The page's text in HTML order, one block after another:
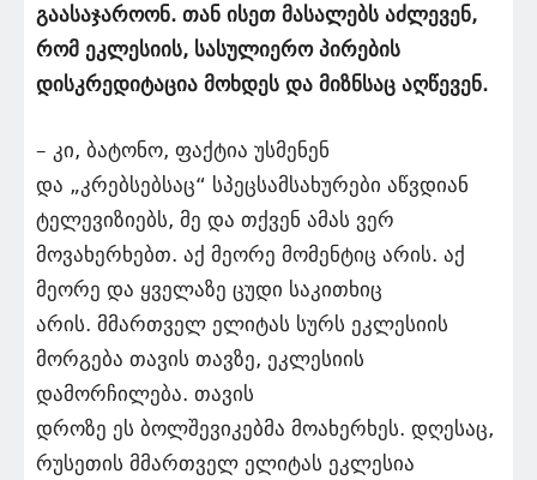
გაასაჯაროონ. თან ისეთ მასალებს აძლევენ,
რომ ეკლესიის, სასულიერო პირების
დისკრედიტაცია მოხდეს და მიზნსაც აღწევენ.
– კი, ბატონო, ფაქტია უსმენენ
და „კრებსებსაც“ სპეცსამსახურები აწვდიან
ტელევიზიებს, მე და თქვენ ამას ვერ
მოვახერხებთ. აქ მეორე მომენტიც არის. აქ
მეორე და ყველაზე ცუდი საკითხიც
არის. მმართველ ელიტას სურს ეკლესიის
მორგება თავის თავზე, ეკლესიის
დამორჩილება. თავის
დროზე ეს ბოლშევიკებმა მოახერხეს. დღესაც,
რუსეთის მმართველ ელიტას ეკლესია